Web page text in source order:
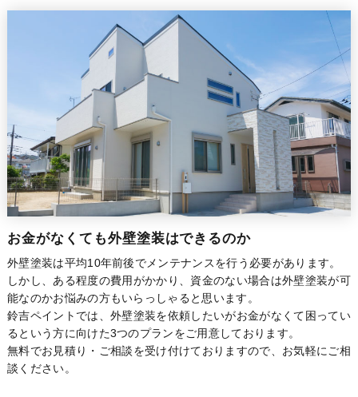
お金がなくても外壁塗装はできるのか
外壁塗装は平均10年前後でメンテナンスを行う必要があります。
しかし、ある程度の費用がかかり、資金のない場合は外壁塗装が可
能なのかお悩みの方もいらっしゃると思います。
鈴吉ペイントでは、外壁塗装を依頼したいがお金がなくて困ってい
るという方に向けた3つのプランをご用意しております。
無料でお見積り・ご相談を受け付けておりますので、お気軽にご相
談ください。